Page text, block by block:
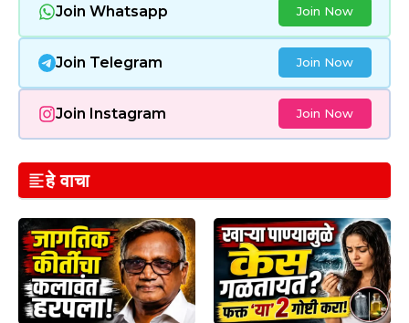
Join Whatsapp Join Now
Join Telegram Join Now
Join Instagram Join Now
हे वाचा